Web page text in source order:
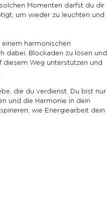
Momenten darfst du dir
um wieder zu leuchten und
harmonischen
dabei, Blockaden zu lösen und
diesem Weg unterstützen und
die du verdienst. Du bist nur
und die Harmonie in dein
wie Energiearbeit dein